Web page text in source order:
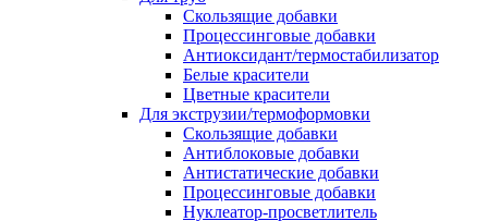
Скользящие добавки
Процессинговые добавки
Антиоксидант/термостабилизатор
Белые красители
Цветные красители
Для экструзии/термоформовки
Скользящие добавки
Антиблоковые добавки
Антистатические добавки
Процессинговые добавки
Нуклеатор-просветлитель